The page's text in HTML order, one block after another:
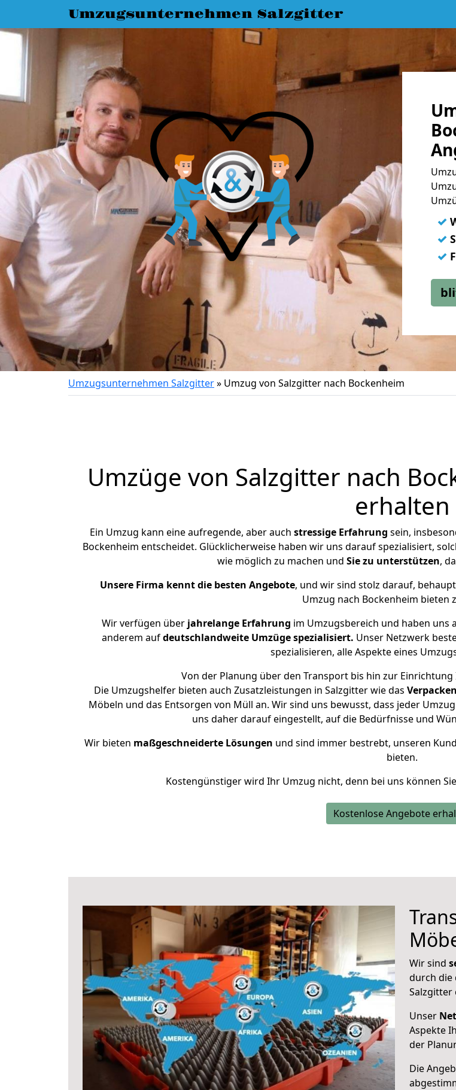
Umzugsunternehmen Salzgitter
✓
✓
✓
Umzugsunternehmen Salzgitter» Umzug von Salzgitter nach Bockenheim
Umzüge von Salzgitter nach
erhalten
Ein Umzug kann eine aufregende, aber auch stressige Erfahrung sein,
Bockenheim entscheidet. Glücklicherweise haben wir uns darauf spezialisiert,
wie möglich zu machen und Sie zu unterstützen,
Unsere Firma kennt die besten Angebote, und wir sind stolz darauf,
Umzug nach Bockenheim bieten
Wir verfügen überjahrelange Erfahrung im Umzugsbereich und haben uns
anderem aufdeutschlandweite Umzüge spezialisiert. Unser Netzwerk
spezialisieren, alle Aspekte eines
Von der Planung über den Transport bis hin zur
Die Umzugshelfer bieten auch Zusatzleistungen in Salzgitter wie das Verpacken
Möbeln und das Entsorgen von Müll an. Wir sind uns bewusst, dass jeder
uns daher darauf eingestellt, auf die Bedürfnisse und
Wir bieten maßgeschneiderte Lösungen und sind immer bestrebt, unseren
bieten.
Kostengünstiger wird Ihr Umzug nicht, denn bei uns können
Kostenlose Angebote
Wir sind
durch die
Salzgitter
Unser
Aspekte
der
Die